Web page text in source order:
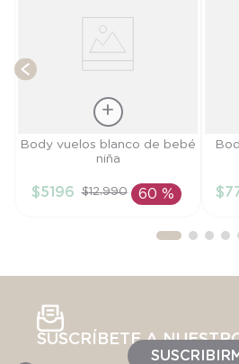
Talla
AÑADIR AL
Body vuelos blanco de bebé
niña
$5196 $12.990 60 %
Talla
$
SUSCRÍBETE A